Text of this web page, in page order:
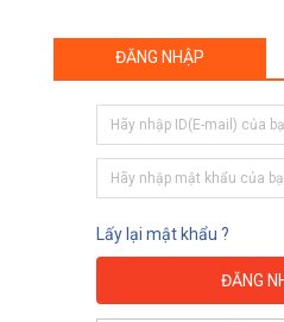
ĐĂNG NHẬP
Lấy lại mật khẩu ?